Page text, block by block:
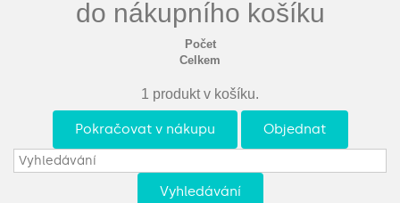
do nákupního košíku
Počet
Celkem
1 produkt v košíku.
Pokračovat v nákupu Objednat
Vyhledávání